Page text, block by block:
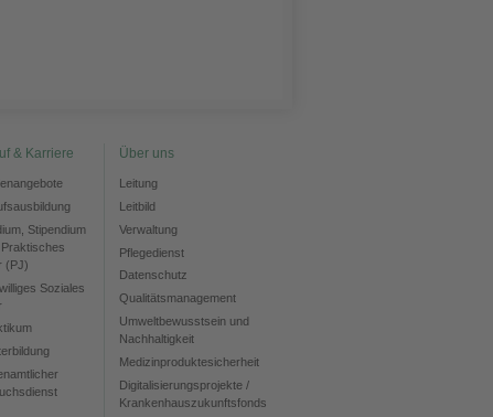
& Karriere
Stipendium
Praktisches
(PJ)
Soziales
Über uns
Leitung
Leitbild
Verwaltung
Pflegedienst
Datenschutz
Qualitätsmanagement
Umweltbewusstsein und
Nachhaltigkeit
Medizinproduktesicherheit
Digitalisierungsprojekte /
Krankenhauszukunftsfonds